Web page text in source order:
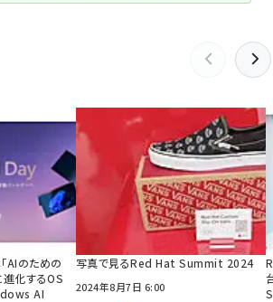
AIのための
進化するOS
AI
写真で見るRed Hat Summit 2024
2024年8月7日 6:00